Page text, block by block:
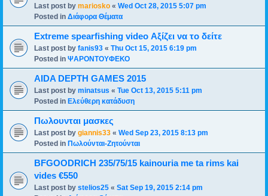
Last post by mariosko « Wed Oct 28, 2015 5:07 pm
Posted in Διάφορα Θέματα
Extreme spearfishing video Αξίζει να το δείτε
Last post by fanis93 « Thu Oct 15, 2015 6:19 pm
Posted in ΨΑΡΟΝΤΟΥΦΕΚΟ
AIDA DEPTH GAMES 2015
Last post by minatsus « Tue Oct 13, 2015 5:11 pm
Posted in Ελεύθερη κατάδυση
Πωλουνται μασκες
Last post by giannis33 « Wed Sep 23, 2015 8:13 pm
Posted in Πωλούνται-Ζητούνται
BFGOODRICH 235/75/15 kainouria me ta rims kai
vides €550
Last post by stelios25 « Sat Sep 19, 2015 2:14 pm